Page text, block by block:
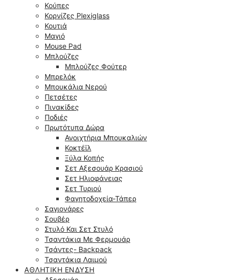
Κούπες
Κορνίζες Plexiglass
Κουτιά
Μαγιό
Mouse Pad
Μπλούζες
Μπλούζες Φούτερ
Μπρελόκ
Μπουκάλια Νερού
Πετσέτες
Πινακίδες
Ποδιές
Πρωτότυπα Δώρα
Ανοιχτήρια Μπουκαλιών
Κοκτέϊλ
Ξύλα Κοπής
Σετ Αξεσουάρ Κρασιού
Σετ Ηλιοφάνειας
Σετ Τυριού
Φαγητοδοχεία-Τάπερ
Σαγιονάρες
Σουβέρ
Στυλό Και Σετ Στυλό
Τσαντάκια Με Φερμουάρ
Τσάντες- Backpack
Τσαντάκια Λαιμού
ΑΘΛΗΤΙΚΉ ΈΝΔΥΣΗ